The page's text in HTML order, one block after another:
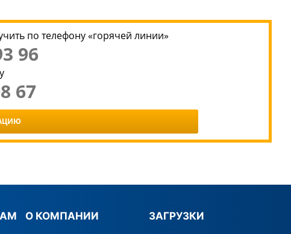
по телефону «горячей линии»
96
67
О КОМПАНИИ ЗАГРУЗКИ